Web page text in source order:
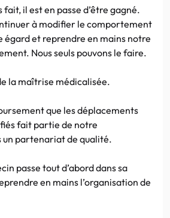
fait, il est en passe d’être gagné.
à modifier le comportement
égard et reprendre en mains notre
Nous seuls pouvons le faire.
la maîtrise médicalisée.
que les déplacements
fait partie de notre
un partenariat de qualité.
passe tout d’abord dans sa
en mains l’organisation de